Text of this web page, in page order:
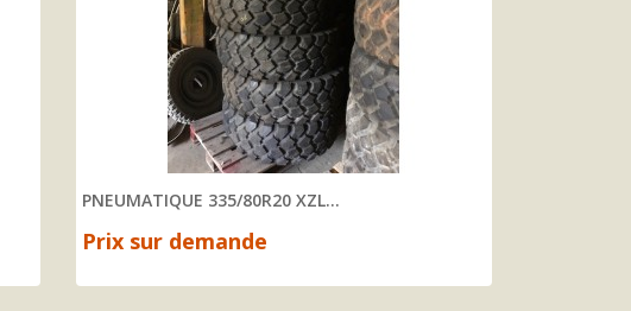
PNEUMATIQUE 335/80R20 XZL...
Prix sur demande